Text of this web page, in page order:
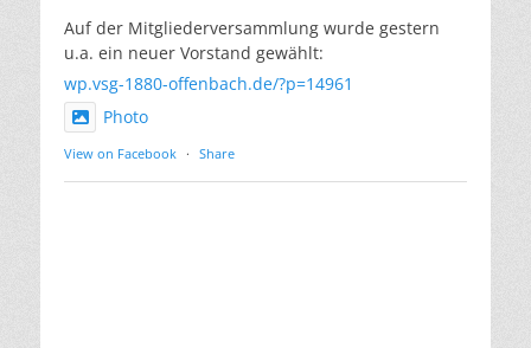
Auf der Mitgliederversammlung wurde gestern
u.a. ein neuer Vorstand gewählt:
wp.vsg-1880-offenbach.de/?p=14961
Photo
View on Facebook · Share